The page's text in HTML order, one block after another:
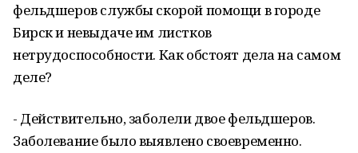
фельдшеров службы скорой помощи в городе
Бирск и невыдаче им листков
нетрудоспособности. Как обстоят дела на самом
деле?
- Действительно, заболели двое фельдшеров.
Заболевание было выявлено своевременно.